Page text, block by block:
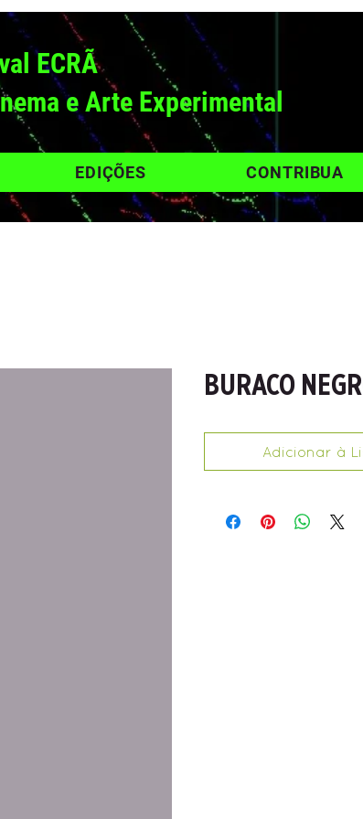
ECRÃ
e Arte Experimental
EDIÇÕES CONTRIBUA
BURACO
Adicionar à